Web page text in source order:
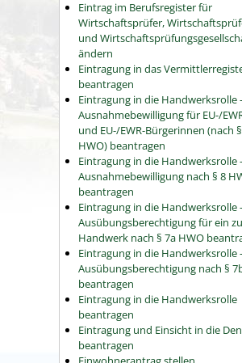
Eintrag im Berufsregister für
Wirtschaftsprüfer,
und
ändern
Eintragung in das
beantragen
Eintragung in die Handwerksrolle -
Ausnahmebewilligung für EU-/
und EU-/EWR-Bürgerinnen (nach §
HWO) beantragen
Eintragung in die Handwerksrolle -
Ausnahmebewilligung nach § 8
beantragen
Eintragung in die Handwerksrolle -
Ausübungsberechtigung für ein
Handwerk nach § 7a HWO
Eintragung in die Handwerksrolle -
Ausübungsberechtigung nach §
beantragen
Eintragung in die Handwerksrolle
beantragen
Eintragung und Einsicht in die
beantragen